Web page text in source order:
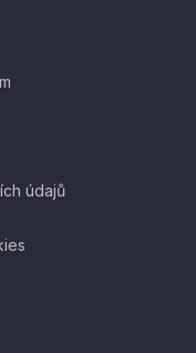
údajů